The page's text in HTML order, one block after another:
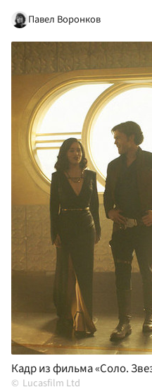
Павел Воронков
Кадр из фильма «Соло.
Lucasfilm Ltd